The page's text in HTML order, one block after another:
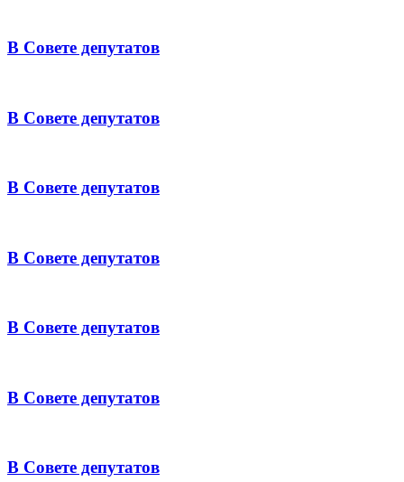
В Совете депутатов
В Совете депутатов
В Совете депутатов
В Совете депутатов
В Совете депутатов
В Совете депутатов
В Совете депутатов